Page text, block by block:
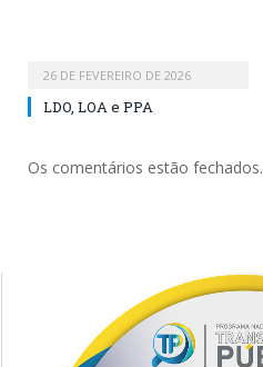
26 DE FEVEREIRO DE 2026
LDO, LOA e PPA
Os comentários estão fechados.